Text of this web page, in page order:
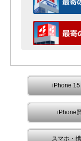
iPhone 15
iPhone
スマホ・